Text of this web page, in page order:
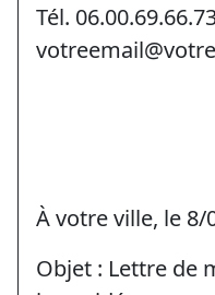
Tél.
À votre ville, le 8/
Objet : Lettre de